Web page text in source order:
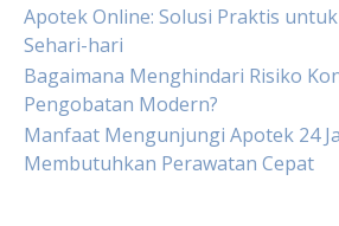
Apotek Online: Solusi Praktis
Sehari-hari
Bagaimana Menghindari Risiko
Pengobatan Modern?
Manfaat Mengunjungi Apotek 24
Membutuhkan Perawatan Cepat